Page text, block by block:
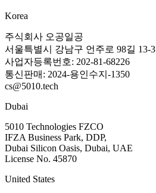
Korea
주식회사 오공일공
서울특별시 강남구 언주로 98길 13-3
사업자등록번호: 202-81-68226
통신판매: 2024-용인수지-1350
cs@5010.tech
Dubai
5010 Technologies FZCO
IFZA Business Park, DDP,
Dubai Silicon Oasis, Dubai, UAE
License No. 45870
United States